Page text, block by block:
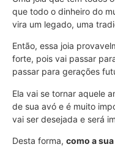
que todo o dinheiro do
vira um legado, uma
Então, essa joia
forte, pois vai passar
passar para gerações
Ela vai se tornar aquele
de sua avó e é muito
vai ser desejada e será
Desta forma, como a